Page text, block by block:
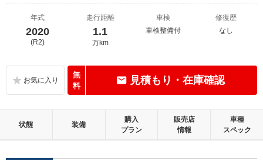
年式
2020
(R2)
走行距離
1.1
万km
車検
車検整備付
修復歴
なし
無
料
見積もり・在庫確認
状態 装備
購入
プラン
販売店
情報
車種
スペック